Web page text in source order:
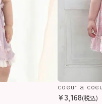
coeur a
¥3,168(税込)